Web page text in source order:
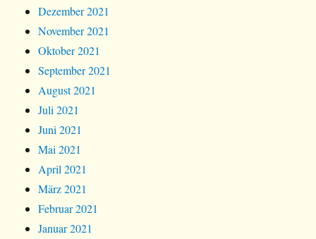
Dezember 2021
November 2021
Oktober 2021
September 2021
August 2021
Juli 2021
Juni 2021
Mai 2021
April 2021
März 2021
Februar 2021
Januar 2021